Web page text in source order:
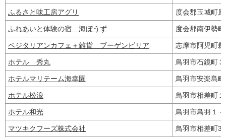
ふるさと味工房アグリ 度会郡玉城町
ふれあいと体験の宿 海ぼうず 度会郡南伊勢
ベジタリアンカフェ＋雑貨 ブーゲンビリア 志摩市阿児町
ホテル 秀丸 鳥羽市石鏡町
ホテルマリテーム海幸園 鳥羽市安楽島
ホテル松浪 鳥羽市相差町
ホテル和光 鳥羽市鳥羽１
マツキクフーズ株式会社 鳥羽市相差町